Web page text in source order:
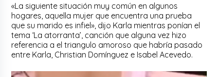
«La siguiente situación muy común en algunos
hogares, aquella mujer que encuentra una prueba
que su marido es infiel», dijo Karla mientras ponían el
tema ‘La atorranta’, canción que alguna vez hizo
referencia a el triangulo amoroso que habría pasado
entre Karla, Christian Domínguez e Isabel Acevedo.